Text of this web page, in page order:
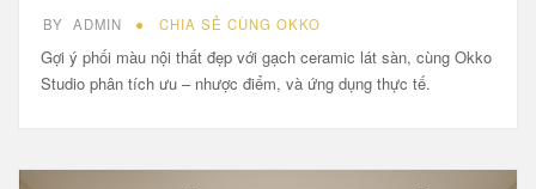
BY ADMIN CHIA SẺ CÙNG OKKO
Gợi ý phối màu nội thất đẹp với gạch ceramic lát sàn, cùng Okko
Studio phân tích ưu – nhược điểm, và ứng dụng thực tế.